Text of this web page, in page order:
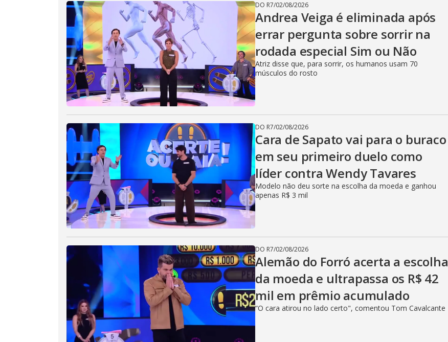
DO R7/02/08/2026
Andrea Veiga é eliminada após
errar pergunta sobre sorrir na
rodada especial Sim ou Não
Atriz disse que, para sorrir, os humanos usam 70
músculos do rosto
DO R7/02/08/2026
Cara de Sapato vai para o buraco
em seu primeiro duelo como
líder contra Wendy Tavares
Modelo não deu sorte na escolha da moeda e ganhou
apenas R$ 3 mil
DO R7/02/08/2026
Alemão do Forró acerta a escolha
da moeda e ultrapassa os R$ 42
mil em prêmio acumulado
“O cara atirou no lado certo", comentou Tom Cavalcante